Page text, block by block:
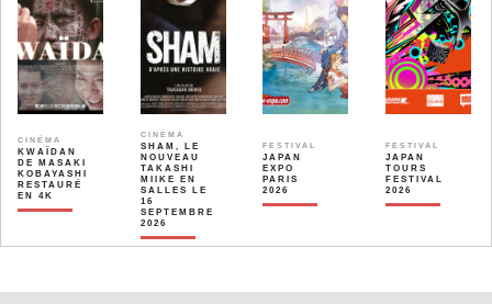
CINÉMA
KWAÏDAN
DE MASAKI
KOBAYASHI
RESTAURÉ
EN 4K
CINÉMA
SHAM, LE
NOUVEAU
TAKASHI
MIIKE EN
SALLES LE
16
SEPTEMBRE
2026
FESTIVAL
JAPAN
EXPO
PARIS
2026
FESTIVAL
JAPAN
TOURS
FESTIVAL
2026